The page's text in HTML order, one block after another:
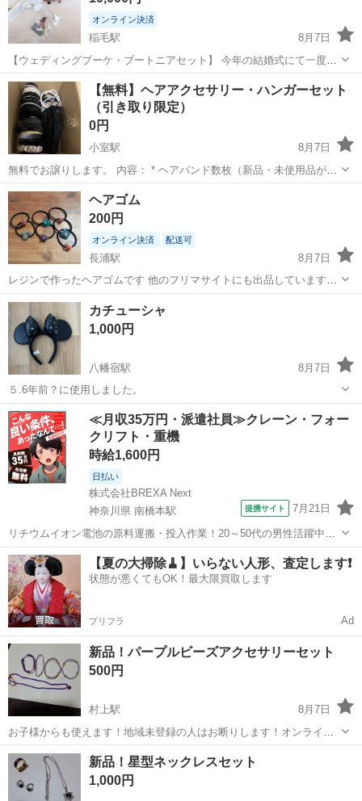
オンライン決済
稲毛駅
8月7日
【ウェディングブーケ・ブートニアセット】 今年の結婚式にて一度使
用しました。 自宅保管ですのでご理解あるかたのみよろしくお願いし
ます。 ボルドー色のカラーと胡蝶蘭のブーケが 綺麗目ドレスや和装に
ぴったりです！ 定価:1...
千葉 千葉市 稲毛駅 アクセサリー
【無料】ヘアアクセサリー・ハンガーセット
（引き取り限定）
0円
小室駅
8月7日
無料でお譲りします。 内容： * ヘアバンド数枚（新品・未使用品が多
め） * カチューシャ収納スタンド * ズボン用ハンガー（ほぼ新品） 写
真に写っているものをまとめてお渡しします。 段ボールごとそのまま
お持ち帰りいた...
千葉 船橋市 小室駅
ヘアゴム
200円
オンライン決済 配送可
長浦駅
8月7日
レジンで作ったヘアゴムです 他のフリマサイトにも出品しています。
送料は品代に含めました。
千葉 袖ケ浦市
カチューシャ
1,000円
八幡宿駅
8月7日
５.6年前？に使用しました。
千葉 市原市 八幡宿駅 アクセサリー カチューシャ
≪月収35万円・派遣社員≫クレーン・フォー
クリフト・重機
時給1,600円
日払い
株式会社BREXA Next
神奈川県 南橋本駅
提携サイト 7月21日
リチウムイオン電池の原料運搬・投入作業！20～50代の男性活躍中★
ワンルーム寮完備！赴任旅費会社負担！年間休日130日★フォークリフ
ト免許お持ちの方、活躍中！就業先食堂利用可★《神奈川県相模原
市》 人気の工場のお仕事 ◇電...
神奈川 相模原市 南橋本駅 その他
【夏の大掃除🧹】いらない人形、査定します❗️
状態が悪くてもOK！最大限買取します
プリフラ Ad
新品！パープルビーズアクセサリーセット
500円
村上駅
8月7日
お子様からも使えます！地域未登録の人はお断りします！オンライン
はお断りします！
千葉 八千代市 村上駅 アクセサリー
新品！星型ネックレスセット
1,000円